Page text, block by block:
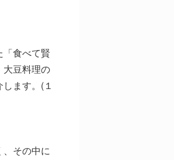
食べて賢
豆料理の
ます。(１
その中に